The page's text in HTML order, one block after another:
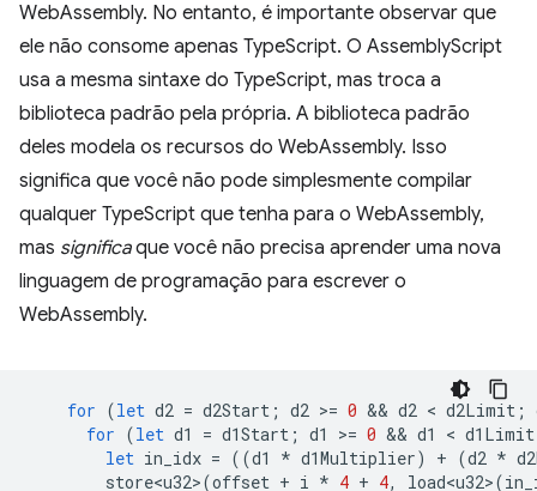
WebAssembly. No entanto, é importante observar que
ele não consome apenas TypeScript. O AssemblyScript
usa a mesma sintaxe do TypeScript, mas troca a
biblioteca padrão pela própria. A biblioteca padrão
deles modela os recursos do WebAssembly. Isso
significa que você não pode simplesmente compilar
qualquer TypeScript que tenha para o WebAssembly,
mas significaque você não precisa aprender uma nova
linguagem de programação para escrever o
WebAssembly.
for (let d2 = d2Start ; d2 >= 0 && d2 < d2Limit ;
for (let d1 = d1Start ; d1 >= 0 && d1 < d1Limit
let in_idx = ((d1 * d1Multiplier) + (d2 *
store<u32>(offset + i * 4 + 4, load<u32>(